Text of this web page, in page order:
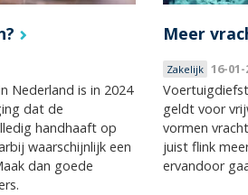
Nederland is in 2024
dat de
handhaaft op
waarschijnlijk een
dan goede
Meer
Zakelijk 16-01-
geldt voor
vormen
juist flink
ervandoor